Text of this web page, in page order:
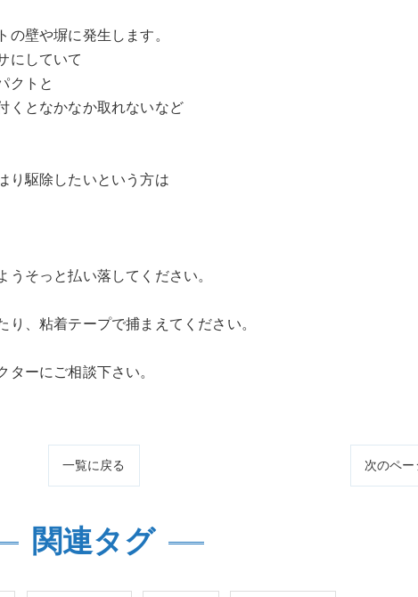
壁や塀に発生します。
にしていて
クトと
くとなかなか取れないなど
り駆除したいという方は
そっと払い落してください。
、粘着テープで捕まえてください。
ーにご相談下さい。
一覧に戻る 次のペー
関連タグ